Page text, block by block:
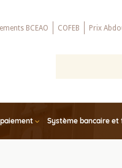
BCEAO COFEB Prix
Système bancaire et